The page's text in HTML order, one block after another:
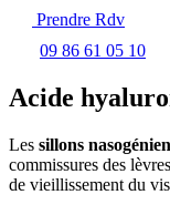
Prendre Rdv
09 86 61 05 10
Acide
Les sillons
commissures des
de vieillissement du